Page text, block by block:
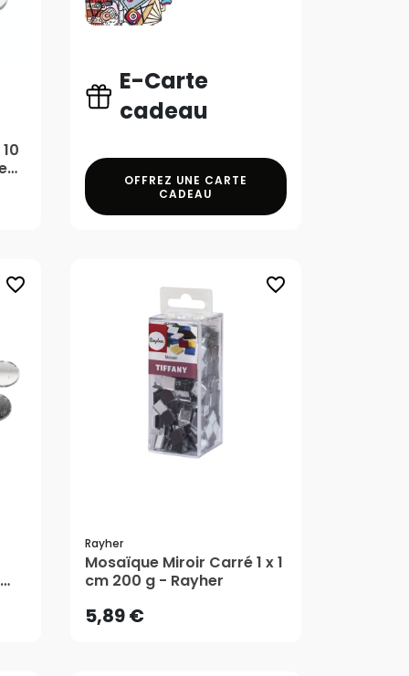
E-Carte
cadeau
OFFREZ UNE CARTE
CADEAU
favorite_border favorite_border
Rayher
Mosaïque Miroir Carré 1 x 1
cm 200 g - Rayher
5,89 €
5,89 €
AJOUTER AU PANIER